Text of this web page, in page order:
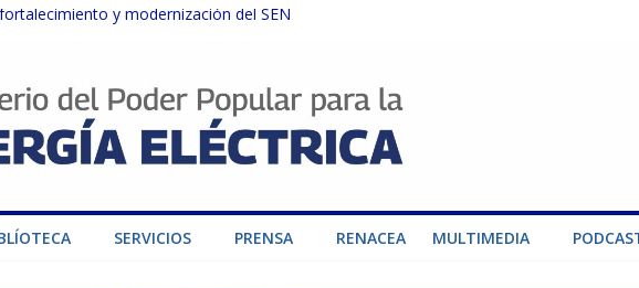
y modernización del SEN
rehabilitación en instalaciones del SEN en Carabobo
preventivo para fortalecer el SEN ante el fenómeno de El Niño
el 50% de su capacidad de generación para fortalecer el SEN
del sector eléctrico por su heroica labor tras el doble sismo del 24-J
SERVICIOS PRENSA RENACEA MULTIMEDIA